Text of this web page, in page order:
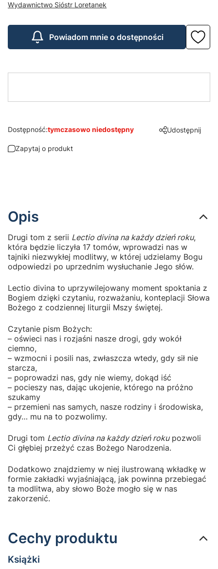
Wydawnictwo Sióstr Loretanek
Powiadom mnie o dostępności
Dostępność:tymczasowo niedostępny Udostępnij
Zapytaj o produkt
Opis
Drugi tom z serii Lectio divina na każdy dzień roku,
która będzie liczyła 17 tomów, wprowadzi nas w
tajniki niezwykłej modlitwy, w której udzielamy Bogu
odpowiedzi po uprzednim wysłuchanie Jego słów.
Lectio divina to uprzywilejowany moment spoktania z
Bogiem dzięki czytaniu, rozważaniu, konteplacji Słowa
Bożego z codziennej liturgii Mszy świętej.
Czytanie pism Bożych:
– oświeci nas i rozjaśni nasze drogi, gdy wokół
ciemno,
– wzmocni i posili nas, zwłaszcza wtedy, gdy sił nie
starcza,
– poprowadzi nas, gdy nie wiemy, dokąd iść
– pocieszy nas, dając ukojenie, którego na próżno
szukamy
– przemieni nas samych, nasze rodziny i środowiska,
gdy… mu na to pozwolimy.
Drugi tom Lectio divina na każdy dzień rokupozwoli
Ci głębiej przeżyć czas Bożego Narodzenia.
Dodatkowo znajdziemy w niej ilustrowaną wkładkę w
formie zakładki wyjaśniającą, jak powinna przebiegać
ta modlitwa, aby słowo Boże mogło się w nas
zakorzenić.
Cechy produktu
Książki